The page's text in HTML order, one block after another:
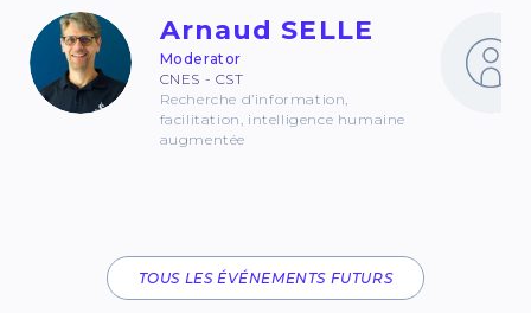
Arnaud SELLE
Moderator
CNES - CST
Recherche d’information,
facilitation, intelligence humaine
augmentée
TOUS LES ÉVÉNEMENTS FUTURS